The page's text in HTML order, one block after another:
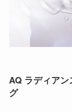
AQ ラディア
グ